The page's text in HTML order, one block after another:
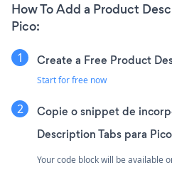
How To Add a Product
Pico:
Create a Free Product
Start for free now
Copie o snippet de
Description Tabs para Pico
Your code block will be available